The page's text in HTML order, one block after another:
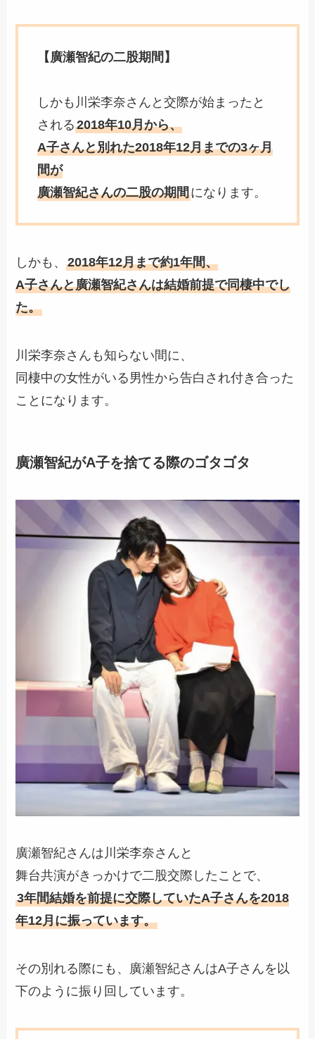
【廣瀬智紀の二股期間】
しかも川栄李奈さんと交際が始まったと
される2018年10月から、
A子さんと別れた2018年12月までの3ヶ月
間が
廣瀬智紀さんの二股の期間になります。
しかも、2018年12月まで約1年間、
A子さんと廣瀬智紀さんは結婚前提で同棲中でし
た。
川栄李奈さんも知らない間に、
同棲中の女性がいる男性から告白され付き合った
ことになります。
廣瀬智紀がA子を捨てる際のゴタゴタ
廣瀬智紀さんは川栄李奈さんと
舞台共演がきっかけで二股交際したことで、
3年間結婚を前提に交際していたA子さんを2018
年12月に振っています。
その別れる際にも、廣瀬智紀さんはA子さんを以
下のように振り回しています。